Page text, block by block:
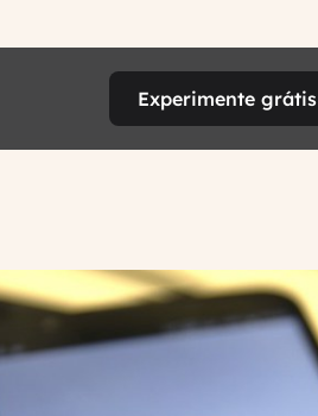
Experimente grátis